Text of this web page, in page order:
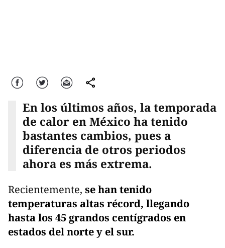
Facebook Twitter Correo comparte
En los últimos años, la temporada
de calor en México ha tenido
bastantes cambios, pues a
diferencia de otros periodos
ahora es más extrema.
Recientemente, se han tenido
temperaturas altas récord, llegando
hasta los 45 grandos centígrados en
estados del norte y el sur.